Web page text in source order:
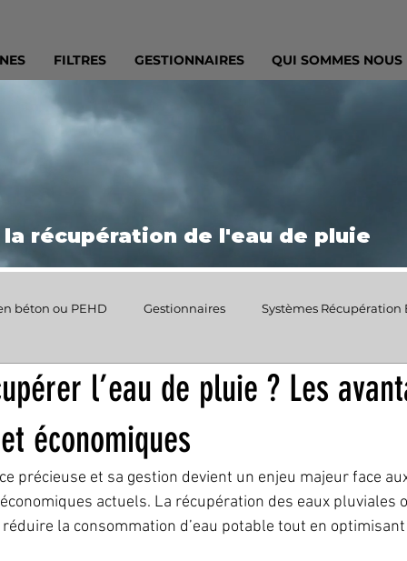
FILTRES GESTIONNAIRES QUI SOMMES NOUS
récupération de l'eau de pluie
béton ou PEHD Gestionnaires Systèmes Récupération
Économie d’eau, sensibilisation
l’eau de pluie ? Les
économiques
précieuse et sa gestion devient un enjeu majeur face
actuels. La récupération des eaux pluviales
la consommation d’eau potable tout en